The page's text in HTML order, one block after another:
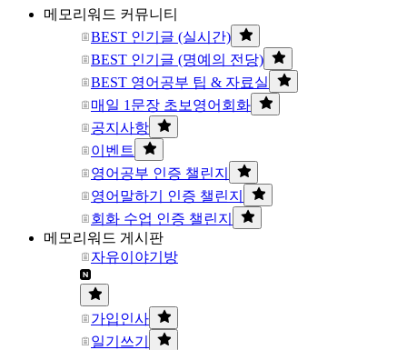
메모리워드 커뮤니티
BEST 인기글 (실시간)
BEST 인기글 (명예의 전당)
BEST 영어공부 팁 & 자료실
매일 1문장 초보영어회화
공지사항
이벤트
영어공부 인증 챌린지
영어말하기 인증 챌린지
회화 수업 인증 챌린지
메모리워드 게시판
자유이야기방
가입인사
일기쓰기